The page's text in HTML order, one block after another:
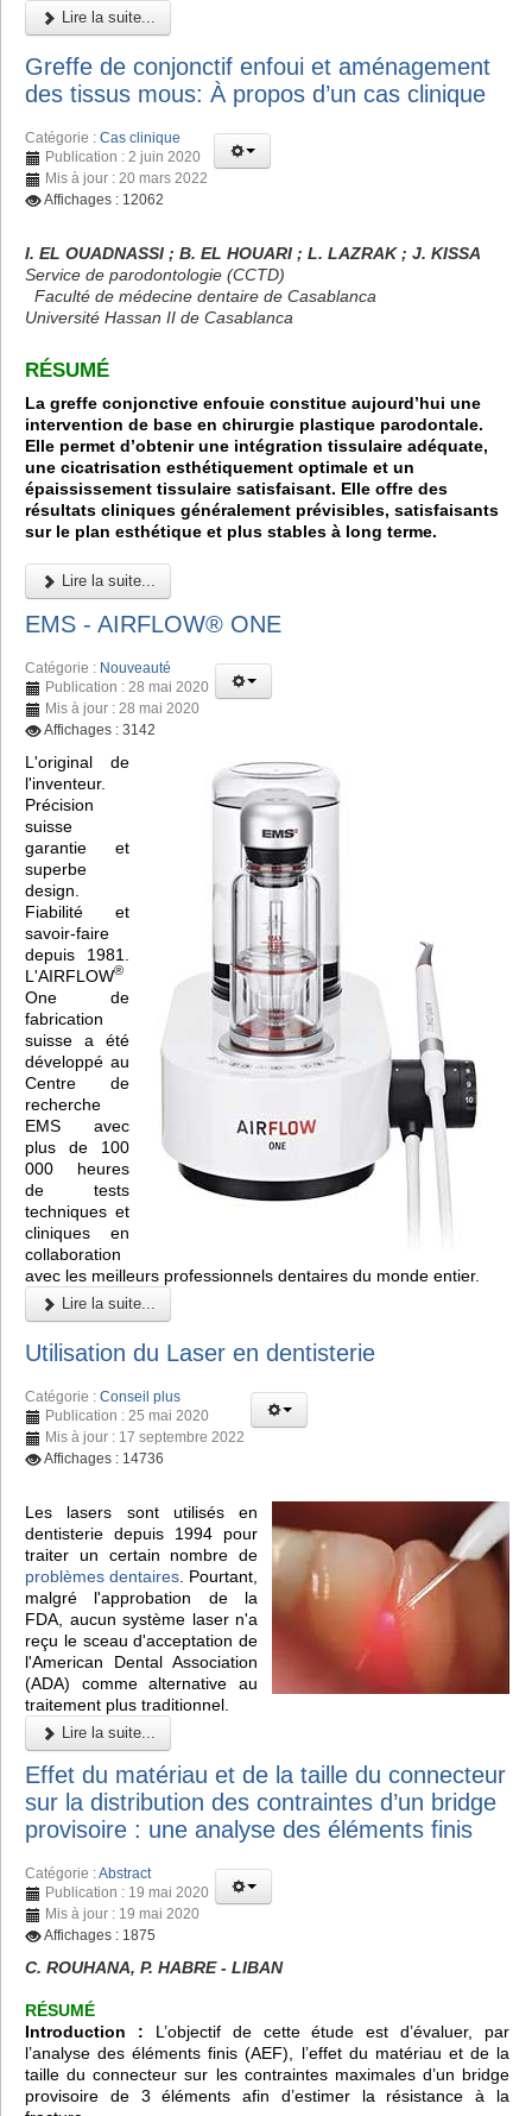
Lire la suite...
Greffe de conjonctif enfoui et aménagement
des tissus mous: À propos d’un cas clinique
Catégorie : Cas clinique
Publication : 2 juin 2020
Mis à jour : 20 mars 2022
Affichages : 12062
I. EL OUADNASSI ; B. EL HOUARI ; L. LAZRAK ; J. KISSA
Service de parodontologie (CCTD)
Faculté de médecine dentaire de Casablanca
Université Hassan II de Casablanca
RÉSUMÉ
La greffe conjonctive enfouie constitue aujourd’hui une
intervention de base en chirurgie plastique parodontale.
Elle permet d’obtenir une intégration tissulaire adéquate,
une cicatrisation esthétiquement optimale et un
épaississement tissulaire satisfaisant. Elle offre des
résultats cliniques généralement prévisibles, satisfaisants
sur le plan esthétique et plus stables à long terme.
Lire la suite...
EMS - AIRFLOW® ONE
Catégorie : Nouveauté
Publication : 28 mai 2020
Mis à jour : 28 mai 2020
Affichages : 3142
L'original de
l'inventeur.
Précision
suisse
garantie et
superbe
design.
Fiabilité et
savoir-faire
depuis 1981.
L'AIRFLOW®
One de
fabrication
suisse a été
développé au
Centre de
recherche
EMS avec
plus de 100
000 heures
de tests
techniques et
cliniques en
collaboration
avec les meilleurs professionnels dentaires du monde entier.
Lire la suite...
Utilisation du Laser en dentisterie
Catégorie : Conseil plus
Publication : 25 mai 2020
Mis à jour : 17 septembre 2022
Affichages : 14736
Les lasers sont utilisés en
dentisterie depuis 1994 pour
traiter un certain nombre de
problèmes dentaires . Pourtant,
malgré l'approbation de la
FDA, aucun système laser n'a
reçu le sceau d'acceptation de
l'American Dental Association
(ADA) comme alternative au
traitement plus traditionnel.
Lire la suite...
Effet du matériau et de la taille du connecteur
sur la distribution des contraintes d’un bridge
provisoire : une analyse des éléments finis
Catégorie :Abstract
Publication : 19 mai 2020
Mis à jour : 19 mai 2020
Affichages : 1875
C. ROUHANA, P. HABRE - LIBAN
RÉSUMÉ
Introduction : L’objectif de cette étude est d’évaluer, par
l’analyse des éléments finis (AEF), l’effet du matériau et de la
taille du connecteur sur les contraintes maximales d’un bridge
provisoire de 3 éléments afin d’estimer la résistance à la